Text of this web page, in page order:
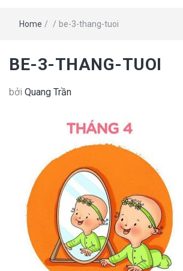
Home / / be-3-thang-tuoi
BE-3-THANG-TUOI
bởi Quang Trần